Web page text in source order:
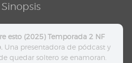
Sinopsis
esto (2025) Temporada 2 NF
Una presentadora de pódcast y
quedar soltero se enamoran.